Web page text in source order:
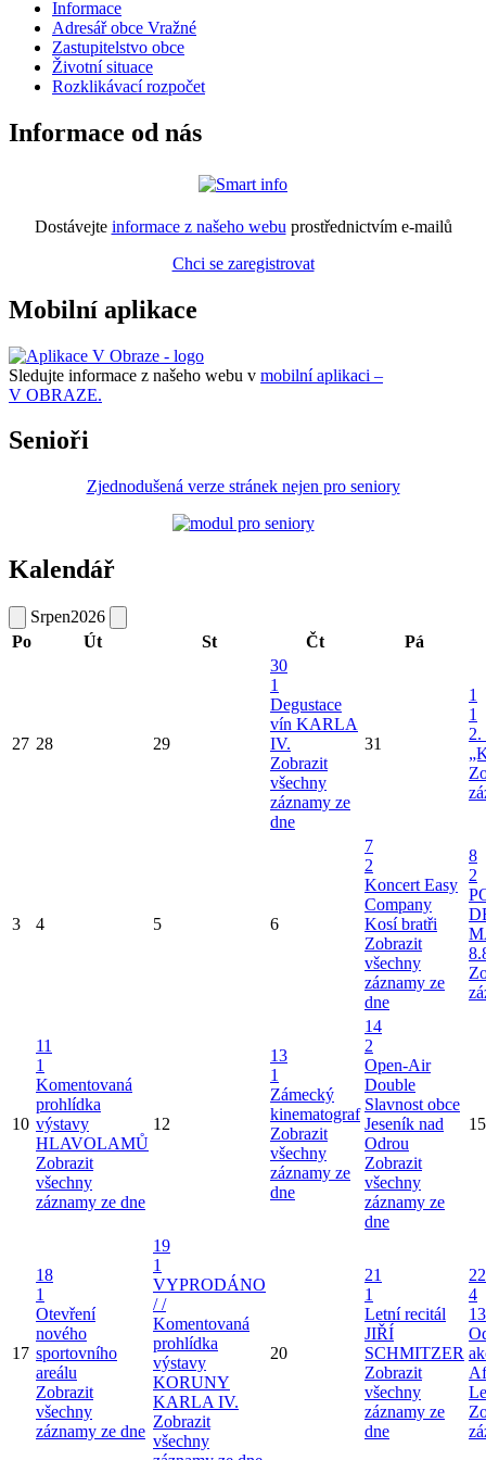
Informace
Adresář obce Vražné
Zastupitelstvo obce
Životní situace
Rozklikávací rozpočet
Informace od nás
Dostávejte informace z našeho webu prostřednictvím e-mailů
Chci se zaregistrovat
Mobilní aplikace
Sledujte informace z našeho webu v mobilní aplikaci –
V OBRAZE.
Senioři
Zjednodušená verze stránek nejen pro seniory
Kalendář
Srpen2026
Po
Út St Čt Pá
27 28 29
30
1
Degustace
vín KARLA
IV.
Zobrazit
všechny
záznamy ze
dne
31
1
1
2.
3 4 5 6
7
2
Koncert Easy
Company
Kosí bratři
Zobrazit
všechny
záznamy ze
dne
8
2
10
11
1
Komentovaná
prohlídka
výstavy
HLAVOLAMŮ
Zobrazit
všechny
záznamy ze dne
12
13
1
Zámecký
kinematograf
Zobrazit
všechny
záznamy ze
dne
14
2
Open-Air
Double
Slavnost obce
Jeseník nad
Odrou
Zobrazit
všechny
záznamy ze
dne
15
17
18
1
Otevření
nového
sportovního
areálu
Zobrazit
všechny
záznamy ze dne
19
1
VYPRODÁNO
/ /
Komentovaná
prohlídka
výstavy
KORUNY
KARLA IV.
Zobrazit
všechny
20
21
1
Letní recitál
JIŘÍ
SCHMITZER
Zobrazit
všechny
záznamy ze
dne
22
4